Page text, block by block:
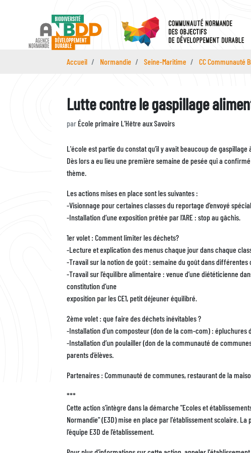
Accueil Normandie Seine-Maritime CC Communauté
Lutte contre le gaspillage
par École primaire L’Hêtre aux Savoirs
Description
L'école est partie du constat qu’il y avait beaucoup de gaspillage
Dès lors a eu lieu une première semaine de pesée qui a
thème.
Les actions mises en place sont les suivantes :
-Visionnage pour certaines classes du reportage d’envoyé
-Installation d’une exposition prêtée par l’ARE : stop au gâchis.
1er volet : Comment limiter les déchets?
-Lecture et explication des menus chaque jour dans chaque
-Travail sur la notion de goût : semaine du goût dans différentes
-Travail sur l’équilibre alimentaire : venue d’une diététicienne
constitution d’une
exposition par les CE1, petit déjeuner équilibré.
2ème volet : que faire des déchets inévitables ?
-Installation d’un composteur (don de la com-com) : épluchures
-Installation d’un poulailler (don de la communauté de
parents d’élèves.
Partenaires : Communauté de communes, restaurant de la
***
Cette action s'intègre dans la démarche "Ecoles et
Normandie" (E3D) mise en place par l'établissement scolaire.
l’équipe E3D de l’établissement.